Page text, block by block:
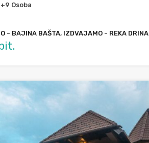
Osoba
- BAJINA BAŠTA, IZDVAJAMO - REKA DRINA